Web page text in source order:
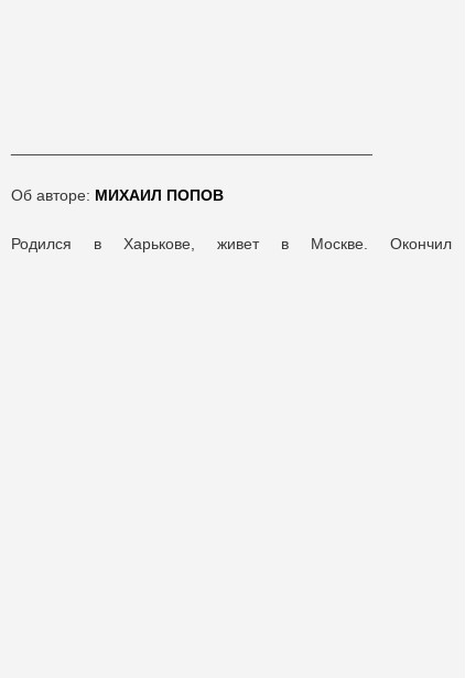
Об авторе: МИХАИЛ ПОПОВ
Родился в Харькове, живет в Москве. Окончил